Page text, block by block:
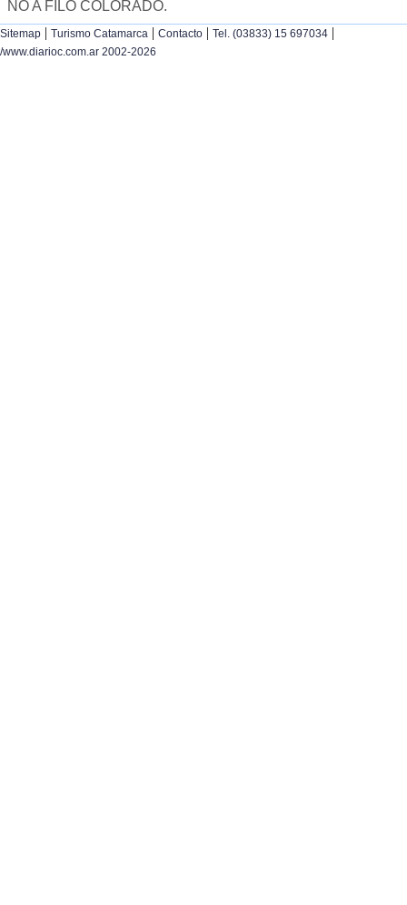
NO A FILO COLORADO.
Sitemap | Turismo Catamarca | Contacto | Tel. (03833) 15 697034 |
/www.diarioc.com.ar 2002-2026